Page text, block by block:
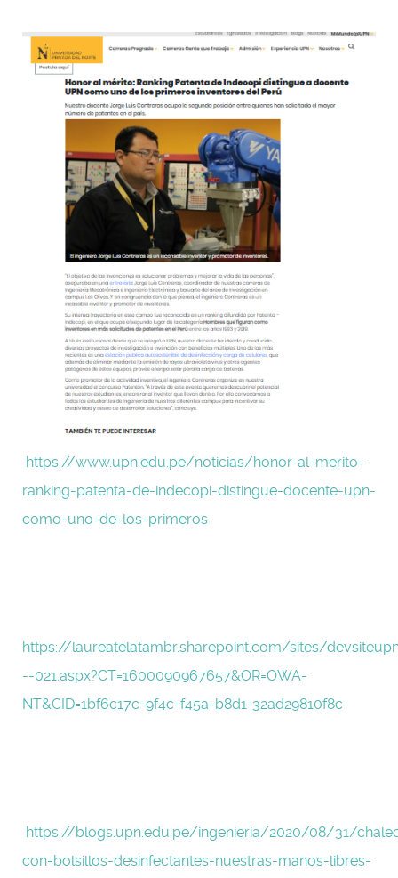
https://www.upn.edu.pe/noticias/honor-al-merito-
ranking-patenta-de-indecopi-distingue-docente-upn-
como-uno-de-los-primeros
https://laureatelatambr.sharepoint.com/sites/
--021.aspx?CT=1600090967657&OR=OWA-
NT&CID=1bf6c17c-9f4c-f45a-b8d1-32ad29810f8c
https://blogs.upn.edu.pe/ingenieria/2020/08/31/
con-bolsillos-desinfectantes-nuestras-manos-libres-